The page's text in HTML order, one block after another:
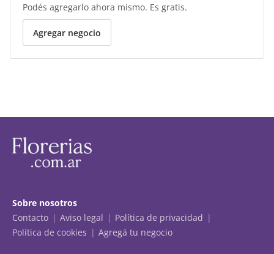
Podés agregarlo ahora mismo. Es gratis.
Agregar negocio
Sobre nosotros
Contacto
Aviso legal
Política de privacidad
Política de cookies
Agregá tu negocio